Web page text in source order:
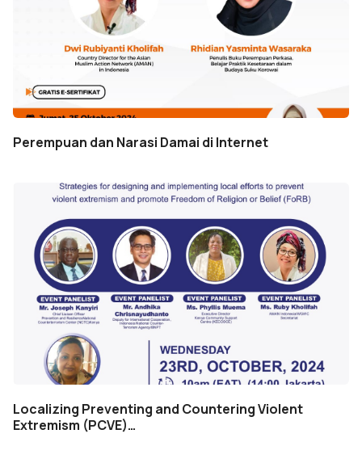
Perempuan dan Narasi Damai di Internet
Localizing Preventing and Countering Violent
Extremism (PCVE)…